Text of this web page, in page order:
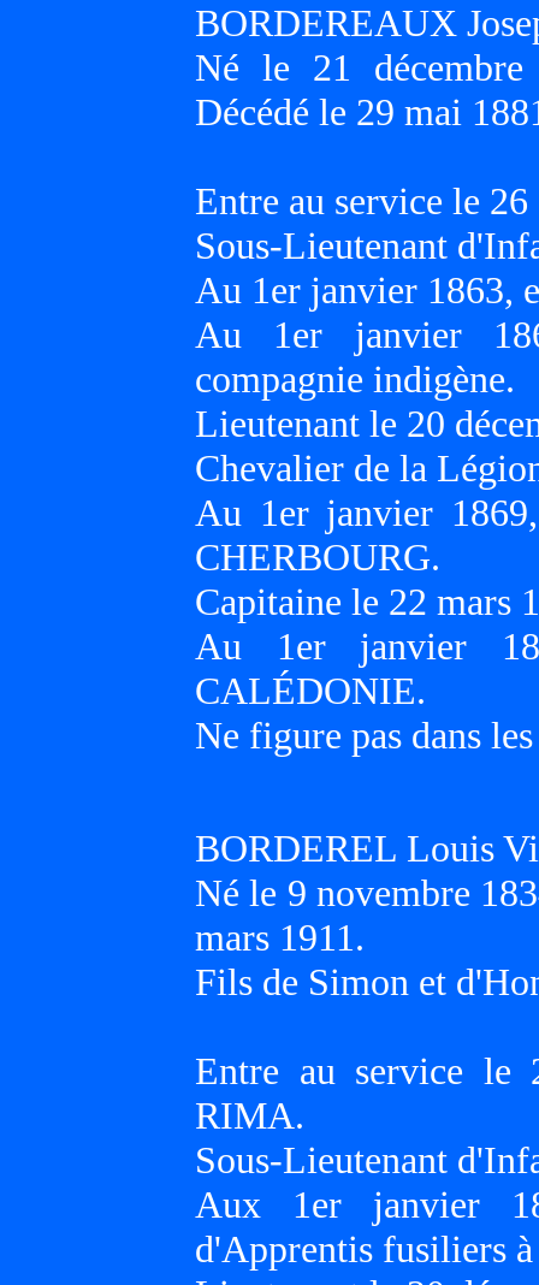
BORDEREAUX
Né le 21
Décédé le 29 mai
Entre au service le
Sous-Lieutenant
Au 1er janvier 1863,
Au 1er janvier
compagnie indigène.
Lieutenant le 20
Chevalier de la
Au 1er janvier
CHERBOURG.
Capitaine le 22 mars
Au 1er janvier
CALÉDONIE.
Ne figure pas dans
BORDEREL Louis
Né le 9 novembre
mars 1911.
Fils de Simon et
Entre au service le
RIMA.
Sous-Lieutenant
Aux 1er janvier
d'Apprentis fusiliers